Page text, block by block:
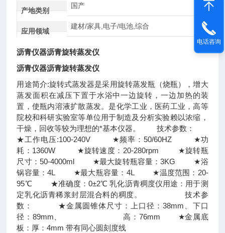
产地类别
国产
应用领域
建材/家具,电子/电池,综合
沥青仪器沥青旋转蒸发仪
沥青仪器沥青旋转蒸发仪
用途简介:旋转式蒸发器是采用旋转蒸发瓶（烧瓶），增大
蒸发面积在减压下置于水浴中一边旋转，一边加热的装
置，使瓶内溶液扩散蒸发。是化学工业，医药工业，高等
院校和科研实验室等单位用于制造及分析实验赖以浓缩，
干燥，回收等较为理想的*基本仪器。 技术参数：
★工作电压:100-240V ★频率：50/60HZ ★功
耗：1360W ★旋转速度：20-280rpm ★旋转瓶
尺寸：50-4000ml ★最大旋转瓶容量：3KG ★浴
锅容量：4L ★最大瓶容量：4L ★温度范围：20-
95℃ ★准确度：0±2℃ 乳化沥青稠度仪用途：用于测
定乳化沥青稀浆封层混合料的稠度。 技术参
数： ★金属圆锥体尺寸：上口径：38mm、下口
径：89mm、 高：76mm ★金属底
板：厚：4mm 带有同心圆刻度线
电话咨询